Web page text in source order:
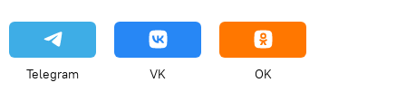
Telegram VK OK